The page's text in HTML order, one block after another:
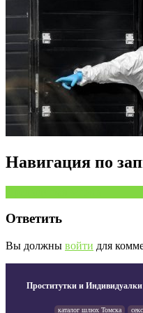
Навигация по
Ответить
Вы должны войти для
Проститутки и Индивидуалки
каталог шлюх Томска